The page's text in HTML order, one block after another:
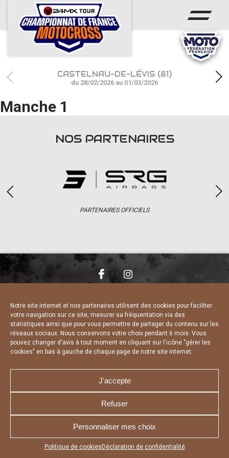
Notre site internet et nos partenaires utilisent des cookies pour faciliter
votre navigation sur ce site, mesurer sa fréquentation via des
statistiques ainsi que pour vous permettre de partager du contenu sur les
réseaux sociaux. Nous conservons votre choix pendant 6 mois. Vous
pouvez changer d'avis à tout moment en cliquant sur l'icône "gérer les
cookies" en bas à gauche de chaque page de notre site internet.
J'accepte
Refuser
Personnaliser mes choix
Politique de cookies Déclaration de confidentialité
Appuyez sur le bouton partager en bas de votre
ACCUEIL
ACTUS
CALENDRIER
RÉSULTATS
PHOTOS / WEB TV
CASTELNAU-DE-LÉVIS (81)
du 28/02/2026 au 01/03/2026
Manche 1
NOS PARTENAIRES
PARTENAIRES OFFICIELS
CHARTE DE CONFIDENTIALITÉ
DÉCLARATION DE CONFIDENTIALITÉ
POLITIQUE D’UTILISATION DES COOKIES
RÉALISÉ PAR L’AGENCE WEB A3 WEB